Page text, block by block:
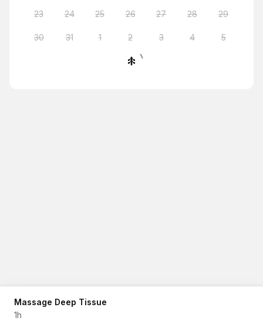
23 24 25 26 27 28 29
30 31 1 2 3 4 5
Massage Deep Tissue
1h